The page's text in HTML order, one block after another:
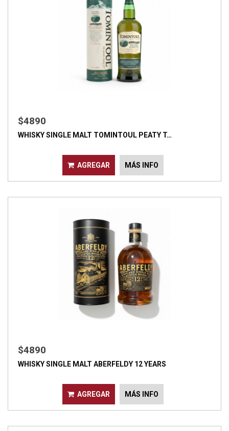
$4890
WHISKY SINGLE MALT TOMINTOUL PEATY T…
AGREGAR MÁS INFO
$4890
WHISKY SINGLE MALT ABERFELDY 12 YEARS
AGREGAR MÁS INFO